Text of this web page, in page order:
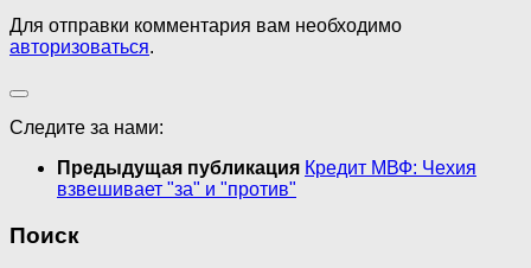
Для отправки комментария вам необходимо
авторизоваться.
Следите за нами:
Предыдущая публикация Кредит МВФ: Чехия
взвешивает "за" и "против"
Поиск